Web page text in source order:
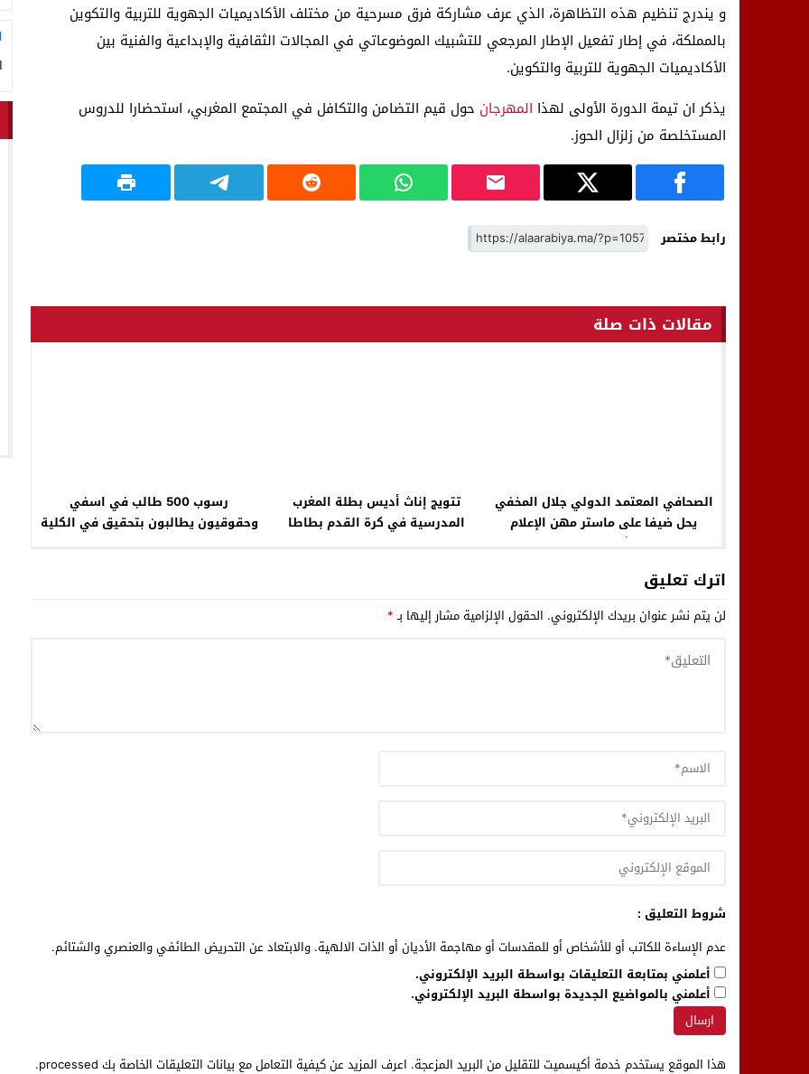
و يندرج تنظيم هذه التظاهرة، الذي عرف مشاركة فرق مسرحية من مختلف الأكاديميات الجهوية للتربية والتكوين
بالمملكة، في إطار تفعيل الإطار المرجعي للتشبيك الموضوعاتي في المجالات الثقافية والإبداعية والفنية بين
الأكاديميات الجهوية للتربية والتكوين.
يذكر ان تيمة الدورة الأولى لهذا المهرجان حول قيم التضامن والتكافل في المجتمع المغربي، استحضارا للدروس
المستخلصة من زلزال الحوز.
رابط مختصر
مقالات ذات صلة
الصحافي المعتمد الدولي جلال المخفي
يحل ضيفا على ماستر مهن الإعلام
والصناعة الثقافية بكلية العلوم
طفيل بالقنيطرة
تتويج إناث أديس بطلة المغرب
المدرسية في كرة القدم بطاطا
رسوب 500 طالب في اسفي
وحقوقيون يطالبون بتحقيق في الكلية
اترك تعليق
لن يتم نشر عنوان بريدك الإلكتروني. الحقول الإلزامية مشار إليها بـ*
شروط التعليق :
عدم الإساءة للكاتب أو للأشخاص أو للمقدسات أو مهاجمة الأديان أو الذات الالهية. والابتعاد عن التحريض الطائفي والعنصري والشتائم.
أعلمني بمتابعة التعليقات بواسطة البريد الإلكتروني.
أعلمني بالمواضيع الجديدة بواسطة البريد الإلكتروني.
هذا الموقع يستخدم خدمة أكيسميت للتقليل من البريد المزعجة. اعرف المزيد عن كيفية التعامل مع بيانات التعليقات الخاصة بك processed .